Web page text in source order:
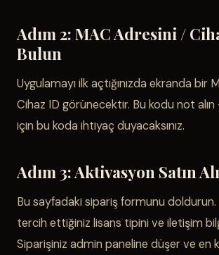
Adım 2: MAC Adresini /
Bulun
Uygulamayı ilk açtığınızda ekranda bir
Cihaz ID görünecektir. Bu kodu not
için bu koda ihtiyaç duyacaksınız.
Adım 3: Aktivasyon Satın
Bu sayfadaki sipariş formunu doldurun.
tercih ettiğiniz lisans tipini ve iletişim
Siparişiniz admin paneline düşer ve en